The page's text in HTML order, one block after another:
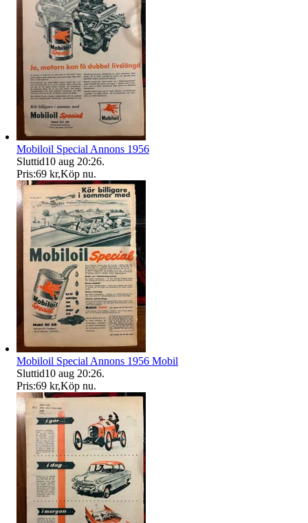
Mobiloil Special Annons 1956
Sluttid10 aug 20:26.
Pris:69 kr,Köp nu.
Mobiloil Special Annons 1956 Mobil
Sluttid10 aug 20:26.
Pris:69 kr,Köp nu.